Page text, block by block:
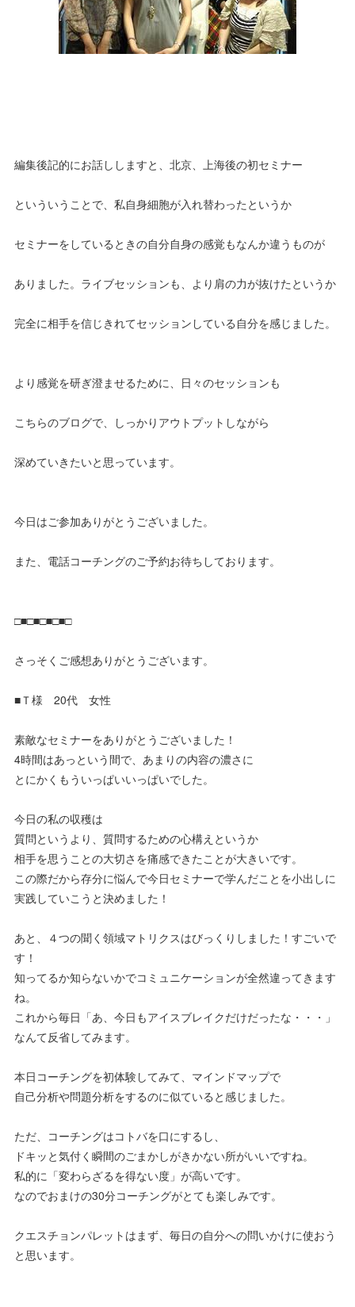
編集後記的にお話ししますと、北京、上海後の初セミナー
といういうことで、私自身細胞が入れ替わったというか
セミナーをしているときの自分自身の感覚もなんか違うものが
ありました。ライブセッションも、より肩の力が抜けたというか
完全に相手を信じきれてセッションしている自分を感じました。
より感覚を研ぎ澄ませるために、日々のセッションも
こちらのブログで、しっかりアウトプットしながら
深めていきたいと思っています。
今日はご参加ありがとうございました。
また、電話コーチングのご予約お待ちしております。
□■□■□■□■□
さっそくご感想ありがとうございます。
■Ｔ様 20代 女性
素敵なセミナーをありがとうございました！
4時間はあっという間で、あまりの内容の濃さに
とにかくもういっぱいいっぱいでした。
今日の私の収穫は
質問というより、質問するための心構えというか
相手を思うことの大切さを痛感できたことが大きいです。
この際だから存分に悩んで今日セミナーで学んだことを小出しに
実践していこうと決めました！
あと、４つの聞く領域マトリクスはびっくりしました！すごいで
す！
知ってるか知らないかでコミュニケーションが全然違ってきます
ね。
これから毎日「あ、今日もアイスブレイクだけだったな・・・」
なんて反省してみます。
本日コーチングを初体験してみて、マインドマップで
自己分析や問題分析をするのに似ていると感じました。
ただ、コーチングはコトバを口にするし、
ドキッと気付く瞬間のごまかしがきかない所がいいですね。
私的に「変わらざるを得ない度」が高いです。
なのでおまけの30分コーチングがとても楽しみです。
クエスチョンパレットはまず、毎日の自分への問いかけに使おう
と思います。